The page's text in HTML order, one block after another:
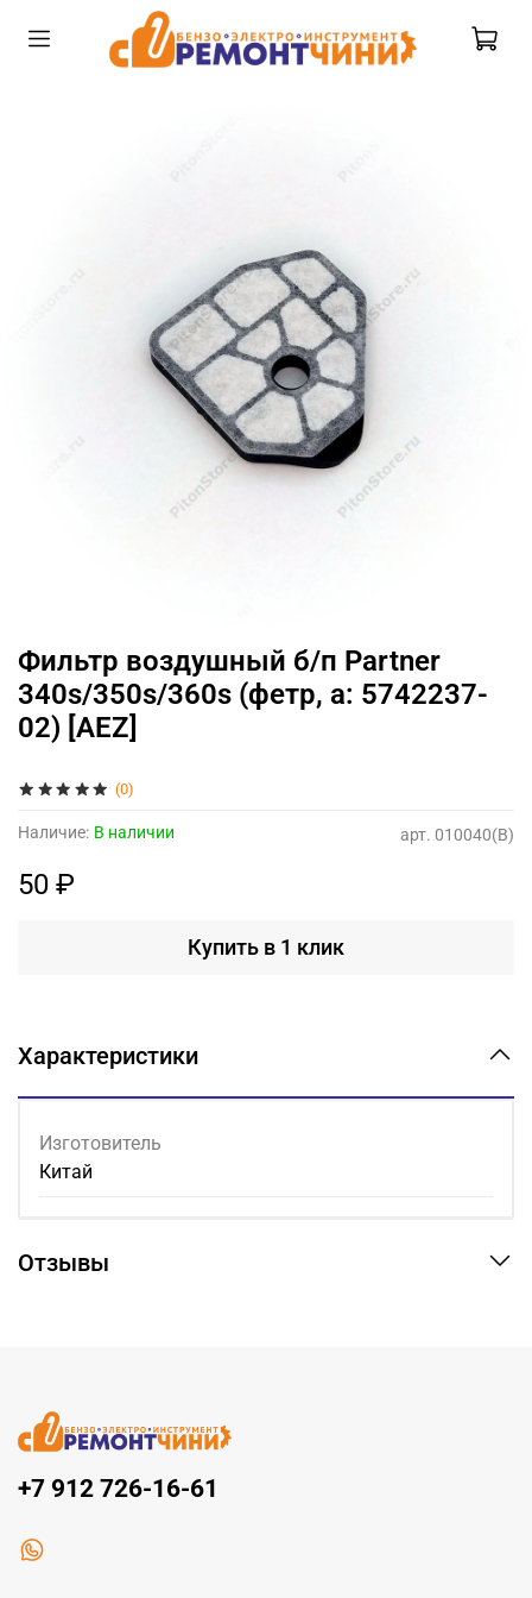
(0)
арт. 010040(B)
Наличие: В наличии
Фильтр воздушный б/п Partner
340s/350s/360s (фетр, а: 5742237-
02) [AEZ]
50 ₽
Купить в 1 клик
Характеристики
Изготовитель
Китай
Отзывы
+7 912 726-16-61